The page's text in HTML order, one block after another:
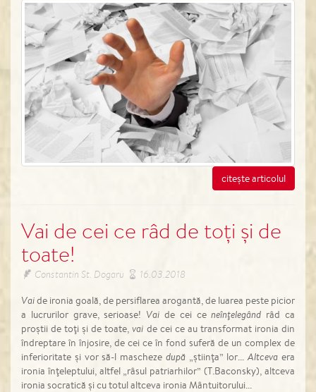
citește articolul
Vai de cei ce râd de toți și de
toate!
Constantin St. Dogaru 16.03.2018
Vaide ironia goală, de persiflarea arogantă, de luarea peste picior
a lucrurilor grave, serioase! Vaide cei ceneînţelegând râd ca
proştii de toţi şi de toate,vai de cei ce au transformat ironia din
îndreptare în înjosire, de cei ce în fond suferă de un complex de
inferioritate şi vor să-l mascheze după„ştiinţa” lor...Altceva era
ironia înţeleptului, altfel „râsul patriarhilor” (T.Baconsky), altceva
ironia socratică şi cu totul altceva ironia Mântuitorului...